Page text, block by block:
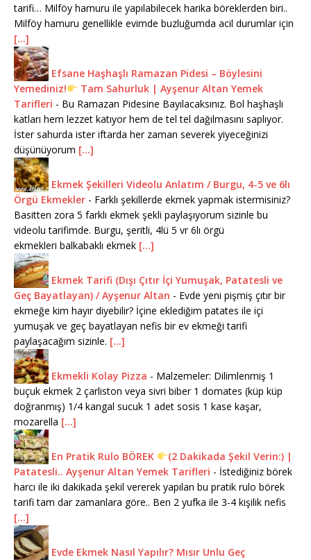
tarifi… Milföy hamuru ile yapılabilecek harika böreklerden biri..
Milföy hamuru genellikle evimde buzluğumda acil durumlar için
[...]
Efsane Haşhaşlı Ramazan Pidesi – Böylesini
Yemediniz!
Tam Sahurluk | Ayşenur Altan Yemek
Tarifleri - Bu Ramazan Pidesine Bayılacaksınız. Bol haşhaşlı
katları hem lezzet katıyor hem de tel tel dağılmasını saplıyor.
İster sahurda ister iftarda her zaman severek yiyeceğinizi
düşünüyorum [...]
Ekmek Şekilleri Videolu Anlatım / Burgu, 4-5 ve 6lı
Örgü Ekmekler - Farklı şekillerde ekmek yapmak istermisiniz?
Basitten zora 5 farklı ekmek şekli paylaşıyorum sizinle bu
videolu tarifimde. Burgu, şeritli, 4lü 5 vr 6lı örgü
ekmekleri balkabaklı ekmek [...]
Ekmek Tarifi (Dışı Çıtır İçi Yumuşak, Patatesli ve
Geç Bayatlayan) / Ayşenur Altan - Evde yeni pişmiş çıtır bir
ekmeğe kim hayır diyebilir? İçine eklediğim patates ile içi
yumuşak ve geç bayatlayan nefis bir ev ekmeği tarifi
paylaşacağım sizinle. [...]
Ekmekli Kolay Pizza - Malzemeler: Dilimlenmiş 1
buçuk ekmek 2 çarliston veya sivri biber 1 domates (küp küp
doğranmış) 1/4 kangal sucuk 1 adet sosis 1 kase kaşar,
mozarella [...]
En Pratik Rulo BÖREK
(2 Dakikada Şekil Verin:) |
Patatesli.. Ayşenur Altan Yemek Tarifleri - İstediğiniz börek
harcı ile iki dakikada şekil vererek yapılan bu pratik rulo börek
tarifi tam dar zamanlara göre.. Ben 2 yufka ile 3-4 kişilik nefis
[...]
Evde Ekmek Nasıl Yapılır? Mısır Unlu Geç